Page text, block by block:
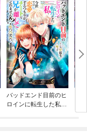
バッドエンド目前のヒ
ロインに転生した私、